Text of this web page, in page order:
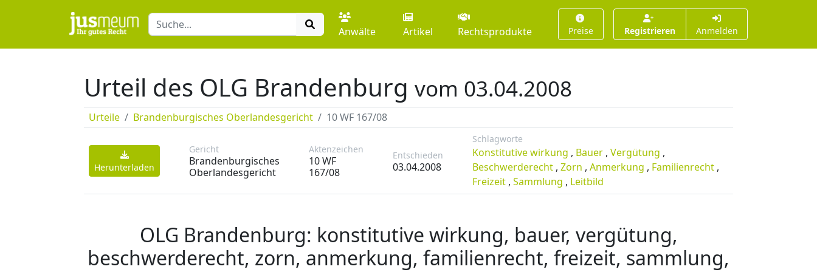
Anwälte Artikel Rechtsprodukte Preise Registrieren Anmelden
Urteil des OLG Brandenburg vom 03.04.2008
Urteile Brandenburgisches Oberlandesgericht 10 WF 167/08
Herunterladen
Gericht
Brandenburgisches
Oberlandesgericht
Aktenzeichen
10 WF
167/08
Entschieden
03.04.2008
Schlagworte
Konstitutive wirkung , Bauer , Vergütung ,
Beschwerderecht , Zorn , Anmerkung , Familienrecht ,
Freizeit , Sammlung , Leitbild
OLG Brandenburg: konstitutive wirkung, bauer, vergütung,
beschwerderecht, zorn, anmerkung, familienrecht, freizeit, sammlung,